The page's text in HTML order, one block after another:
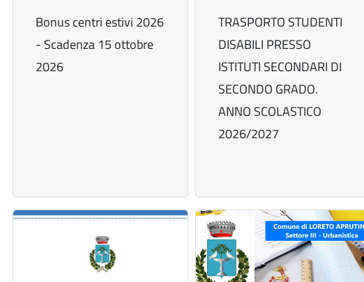
Bonus centri estivi 2026
- Scadenza 15 ottobre
2026
TRASPORTO STUDENTI
DISABILI PRESSO
ISTITUTI SECONDARI DI
SECONDO GRADO.
ANNO SCOLASTICO
2026/2027